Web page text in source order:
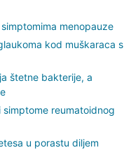
menopauze
kod muškaraca s
štetne bakterije, a
reumatoidnog
u porastu diljem